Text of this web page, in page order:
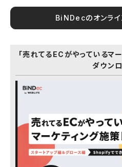
BiNDecのオンラ
「売れてるECがやっているマ
ダウン